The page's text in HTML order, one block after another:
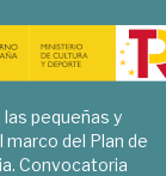
pequeñas y
del Plan de
Convocatoria